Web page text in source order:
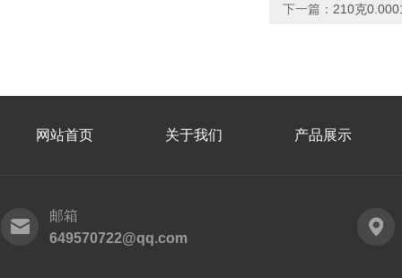
下一篇： 210克
网站首页 关于我们 产品展示
邮箱
649570722@qq.com